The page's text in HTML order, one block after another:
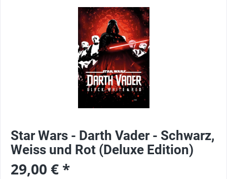
Star Wars - Darth Vader - Schwarz,
Weiss und Rot (Deluxe Edition)
29,00 € *